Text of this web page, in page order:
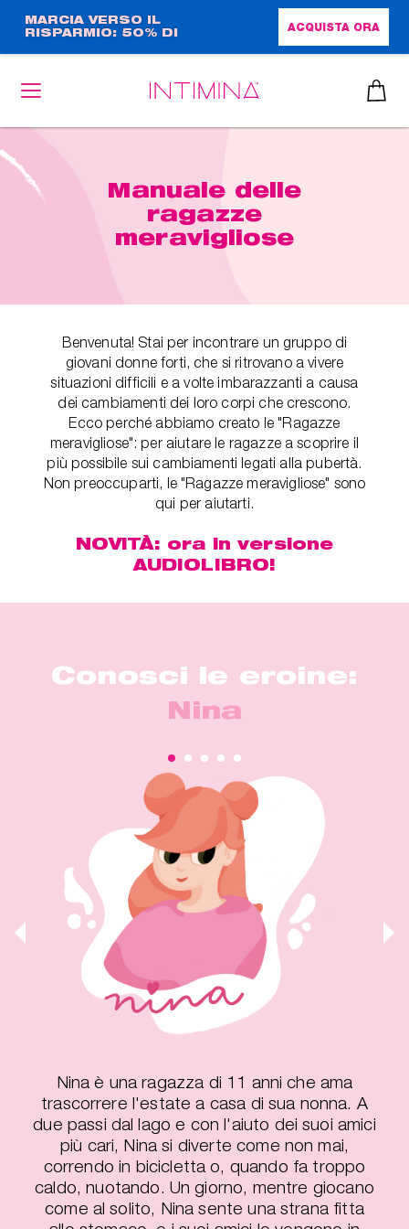
contenuto
principale
MARCIA VERSO IL
RISPARMIO: 50% DI
FORMATO COMPLETO!!
ACQUISTA ORA
Manuale delle
ragazze
meravigliose
Benvenuta! Stai per incontrare un gruppo di
giovani donne forti, che si ritrovano a vivere
situazioni difficili e a volte imbarazzanti a causa
dei cambiamenti dei loro corpi che crescono.
Ecco perché abbiamo creato le "Ragazze
meravigliose": per aiutare le ragazze a scoprire il
più possibile sui cambiamenti legati alla pubertà.
Non preoccuparti, le "Ragazze meravigliose" sono
qui per aiutarti.
NOVITÀ: ora in versione
AUDIOLIBRO!
Conosci le eroine:
Nina
Nina è una ragazza di 11 anni che ama
trascorrere l'estate a casa di sua nonna. A
due passi dal lago e con l'aiuto dei suoi amici
più cari, Nina si diverte come non mai,
correndo in bicicletta o, quando fa troppo
caldo, nuotando. Un giorno, mentre giocano
come al solito, Nina sente una strana fitta